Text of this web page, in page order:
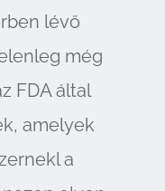
lévő
még
FDA által
amelyek
a